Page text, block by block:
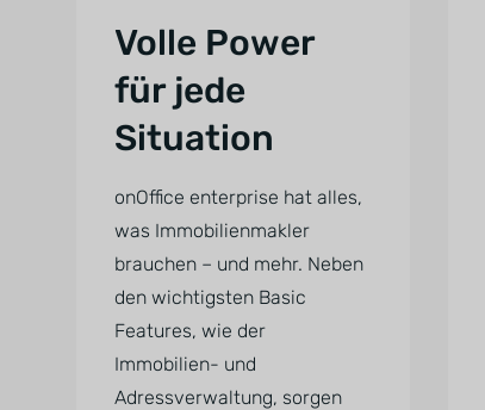
Volle Power
für jede
Situation
onOffice enterprise hat alles,
was Immobilienmakler
brauchen – und mehr. Neben
den wichtigsten Basic
Features, wie der
Immobilien- und
Adressverwaltung, sorgen